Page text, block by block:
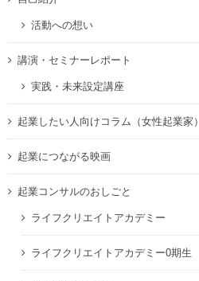
活動への想い
講演・セミナーレポート
実践・未来設定講座
起業したい人向けコラム（女性起業家）
起業につながる映画
起業コンサルのおしごと
ライフクリエイトアカデミー
ライフクリエイトアカデミー0期生